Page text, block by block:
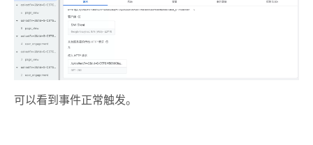
可以看到事件正常触发。